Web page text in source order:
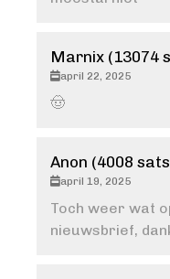
Marnix (13074
april 22, 2025
🤠
Anon (4008
april 19, 2025
Toch weer wat
nieuwsbrief,